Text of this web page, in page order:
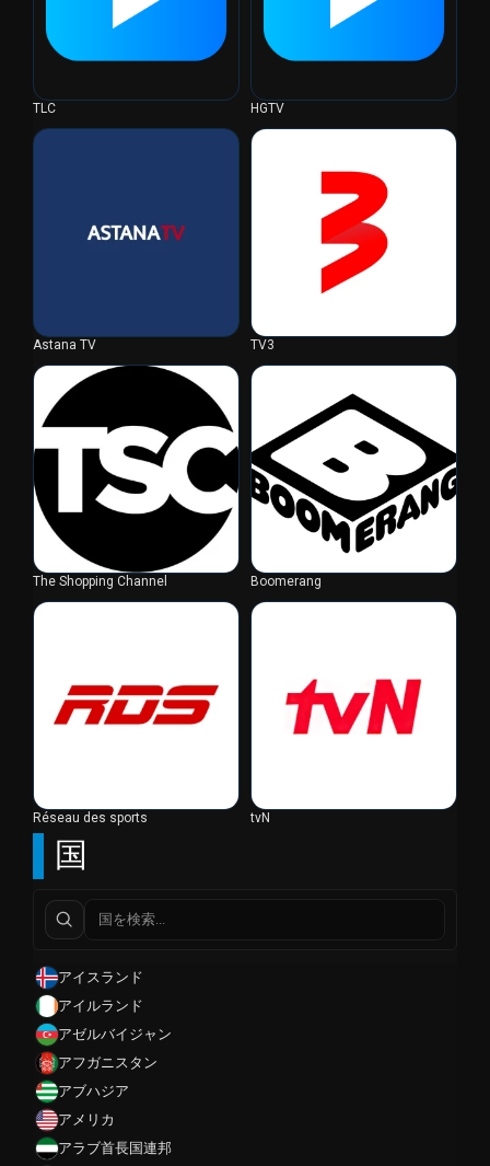
国
アイスランド
アイルランド
アゼルバイジャン
アフガニスタン
アブハジア
アメリカ
アラブ首長国連邦
TLC HGTV
Astana TV TV3
The Shopping Channel Boomerang
Réseau des sports tvN